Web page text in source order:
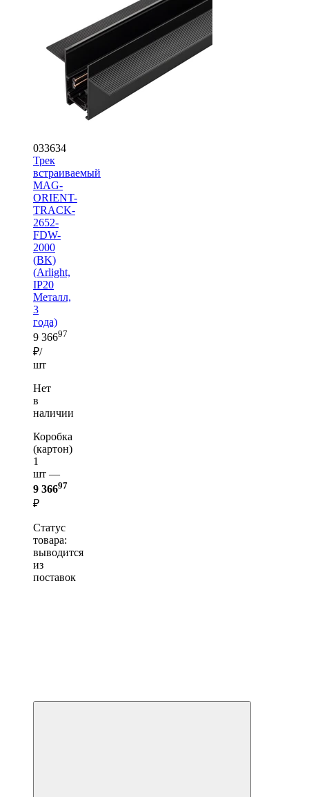
033634
Трек
встраиваемый
MAG-
ORIENT-
TRACK-
2652-
FDW-
2000
(BK)
(Arlight,
IP20
Металл,
3
года)
9 36697
₽/
шт
Нет
в
наличии
Коробка
(картон)
1
шт —
9 36697
₽
Статус
товара:
выводится
из
поставок